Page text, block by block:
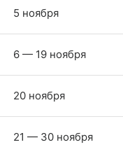
5 ноября
6 — 19 ноября
20 ноября
21 — 30 ноября